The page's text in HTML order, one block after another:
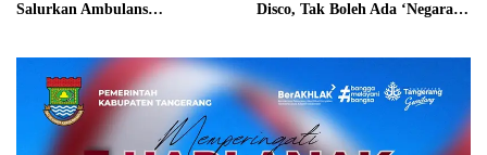
Salurkan Ambulans
Disco, Tak Boleh Ada ‘Negara